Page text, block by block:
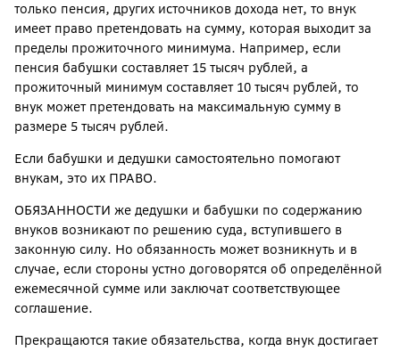
только пенсия, других источников дохода нет, то внук
имеет право претендовать на сумму, которая выходит за
пределы прожиточного минимума. Например, если
пенсия бабушки составляет 15 тысяч рублей, а
прожиточный минимум составляет 10 тысяч рублей, то
внук может претендовать на максимальную сумму в
размере 5 тысяч рублей.
Если бабушки и дедушки самостоятельно помогают
внукам, это их ПРАВО.
ОБЯЗАННОСТИ же дедушки и бабушки по содержанию
внуков возникают по решению суда, вступившего в
законную силу. Но обязанность может возникнуть и в
случае, если стороны устно договорятся об определённой
ежемесячной сумме или заключат соответствующее
соглашение.
Прекращаются такие обязательства, когда внук достигает